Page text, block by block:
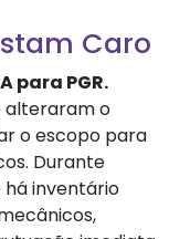
Caro
para PGR.
alteraram o
o escopo para
Durante
há inventário